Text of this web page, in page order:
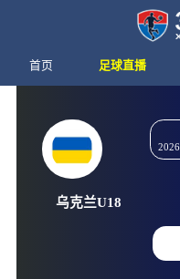
首页 足球直播